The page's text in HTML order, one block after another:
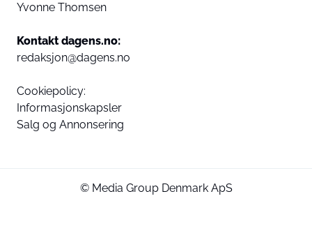
Yvonne Thomsen
Kontakt dagens.no:
redaksjon@dagens.no
Cookiepolicy:
Informasjonskapsler
Salg og Annonsering
© Media Group Denmark ApS